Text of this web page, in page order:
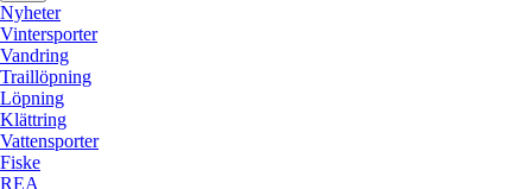
Nyheter
Vintersporter
Vandring
Traillöpning
Löpning
Klättring
Vattensporter
Fiske
REA